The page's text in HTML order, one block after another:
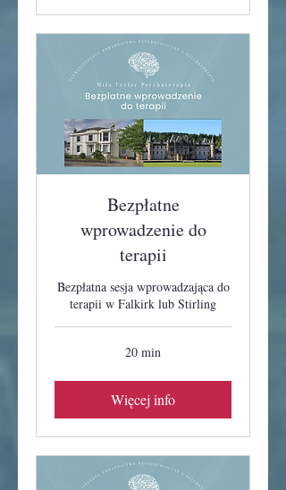
Bezpłatne
wprowadzenie do
terapii
Bezpłatna sesja wprowadzająca do
terapii w Falkirk lub Stirling
20 min
Więcej info